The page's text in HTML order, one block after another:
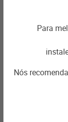
Para
Nós